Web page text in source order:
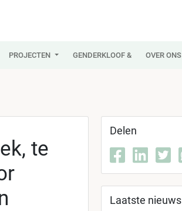
PROJECTEN GENDERKLOOF & OVER ONS
te
Delen
Laatste nieuws